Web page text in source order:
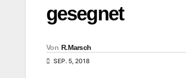
gesegnet
Von R.Marsch
SEP. 5, 2018